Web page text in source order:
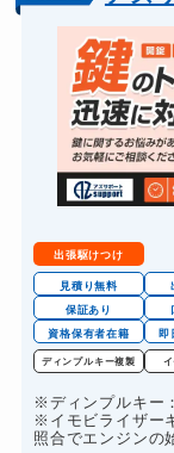
車カギ開
バイクカ
バイクカ
金庫カギ
ロッカー
出張駆けつけ
見積り無料
保証あり
資格保有者在籍
即
ディンプルキー複製
※ディンプルキー
※イモビライザー
照合でエンジンの